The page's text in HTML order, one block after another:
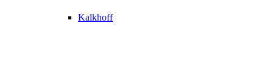
Kalkhoff